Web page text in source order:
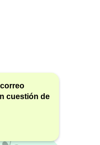
cuestión de